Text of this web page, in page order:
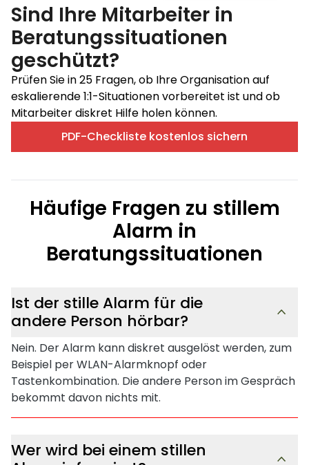
Sind Ihre Mitarbeiter in
Beratungssituationen
geschützt?
Prüfen Sie in 25 Fragen, ob Ihre Organisation auf
eskalierende 1:1-Situationen vorbereitet ist und ob
Mitarbeiter diskret Hilfe holen können.
PDF-Checkliste kostenlos sichern
Häufige Fragen zu stillem
Alarm in
Beratungssituationen
Ist der stille Alarm für die
andere Person hörbar?
Nein. Der Alarm kann diskret ausgelöst werden, zum
Beispiel per WLAN-Alarmknopf oder
Tastenkombination. Die andere Person im Gespräch
bekommt davon nichts mit.
Wer wird bei einem stillen